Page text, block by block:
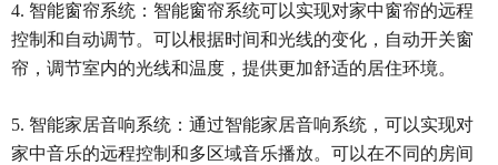
4. 智能窗帘系统：智能窗帘系统可以实现对家中窗帘的远程
控制和自动调节。可以根据时间和光线的变化，自动开关窗
帘，调节室内的光线和温度，提供更加舒适的居住环境。
5. 智能家居音响系统：通过智能家居音响系统，可以实现对
家中音乐的远程控制和多区域音乐播放。可以在不同的房间